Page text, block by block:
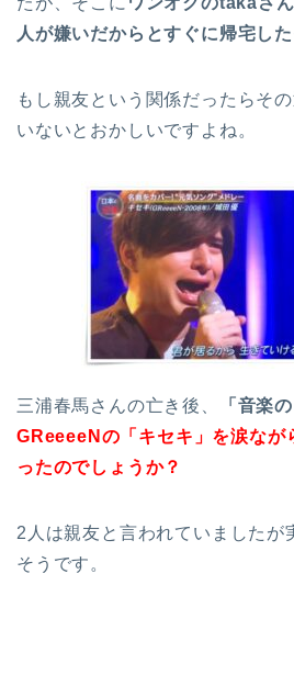
人が嫌いだからとすぐに帰宅した
もし親友という関係だったらそ
いないとおかしいですよね。
三浦春馬さんの亡き後、 「音楽の
GReeeeNの「キセキ」を涙なが
ったのでしょうか？
2人は親友と言われていましたが
そうです。